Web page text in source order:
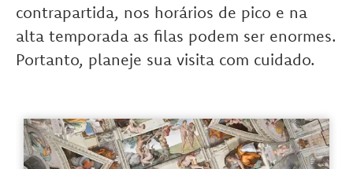
contrapartida, nos horários de pico e na
alta temporada as filas podem ser enormes.
Portanto, planeje sua visita com cuidado.